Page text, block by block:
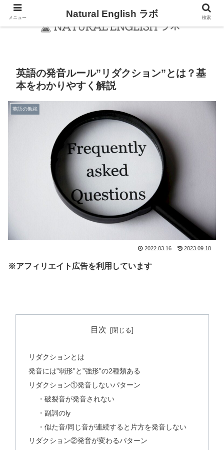
英語の発音ルール”リダクション”とは？基
本をわかりやすく解説
英語の勉強
2022.03.16 2023.09.18
※アフィリエイト広告を利用しています
目次
リダクションとは
発音には”弱形”と”強形”の2種類ある
リダクション①発音しないパターン
・破裂音が発音されない
・副詞のly
・似た音/同じ音が連続すると片方を発音しない
リダクション②発音が変わるパターン
メニュー Natural English ラボ 検索